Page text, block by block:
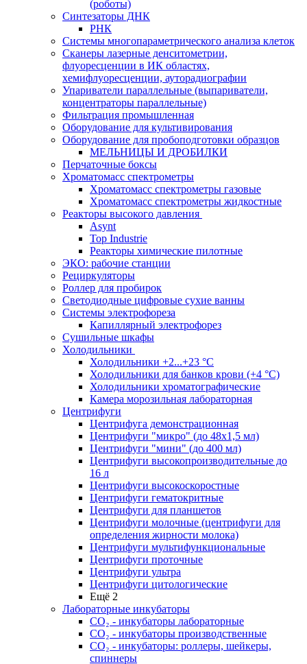
(роботы)
Синтезаторы ДНК
РНК
Системы многопараметрического анализа клеток
Сканеры лазерные денситометрии,
флуоресценции в ИК областях,
хемифлуоресценции, ауторадиографии
Упариватели параллельные (выпариватели,
концентраторы параллельные)
Фильтрация промышленная
Оборудование для культивирования
Оборудование для пробоподготовки образцов
МЕЛЬНИЦЫ И ДРОБИЛКИ
Перчаточные боксы
Хроматомасс спектрометры
Хроматомасс спектрометры газовые
Хроматомасс спектрометры жидкостные
Реакторы высокого давления
Asynt
Top Industrie
Реакторы химические пилотные
ЭКО: рабочие станции
Рециркуляторы
Роллер для пробирок
Светодиодные цифровые сухие ванны
Системы электрофореза
Капиллярный электрофорез
Сушильные шкафы
Холодильники
Холодильники +2...+23 °С
Холодильники для банков крови (+4 °С)
Холодильники хроматографические
Камера морозильная лабораторная
Центрифуги
Центрифуга демонстрационная
Центрифуги "микро" (до 48x1,5 мл)
Центрифуги "мини" (до 400 мл)
Центрифуги высокопроизводительные до
16 л
Центрифуги высокоскоростные
Центрифуги гематокритные
Центрифуги для планшетов
Центрифуги молочные (центрифуги для
определения жирности молока)
Центрифуги мультифункциональные
Центрифуги проточные
Центрифуги ультра
Центрифуги цитологические
Ещё 2
Лабораторные инкубаторы
СО₂ - инкубаторы лабораторные
СО₂ - инкубаторы производственные
СО₂ - инкубаторы: роллеры, шейкеры,
спиннеры